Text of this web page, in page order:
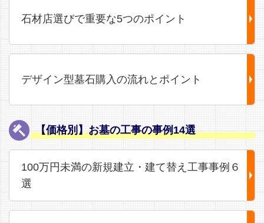
石材店選びで重要な5つのポイント
デザイン型墓石購入の流れとポイント
【価格別】お墓の工事の事例14選
100万円未満の新規建立・建て替え工事事例６
選